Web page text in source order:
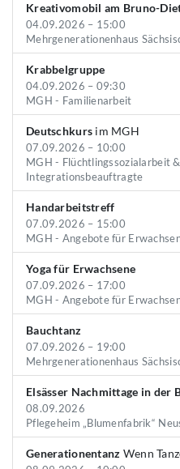
Kreativomobil am Bruno-
04.09.2026 – 15:00
Mehrgenerationenhaus
Krabbelgruppe
04.09.2026 – 09:30
MGH - Familienarbeit
Deutschkurs im MGH
07.09.2026 – 10:00
MGH - Flüchtlingssozialarbeit
Integrationsbeauftragte
Handarbeitstreff
07.09.2026 – 15:00
MGH - Angebote für
Yoga für Erwachsene
07.09.2026 – 17:00
MGH - Angebote für
Bauchtanz
07.09.2026 – 19:00
Mehrgenerationenhaus
Elsässer Nachmittage in der
08.09.2026
Pflegeheim „Blumenfabrik“
Generationentanz Wenn